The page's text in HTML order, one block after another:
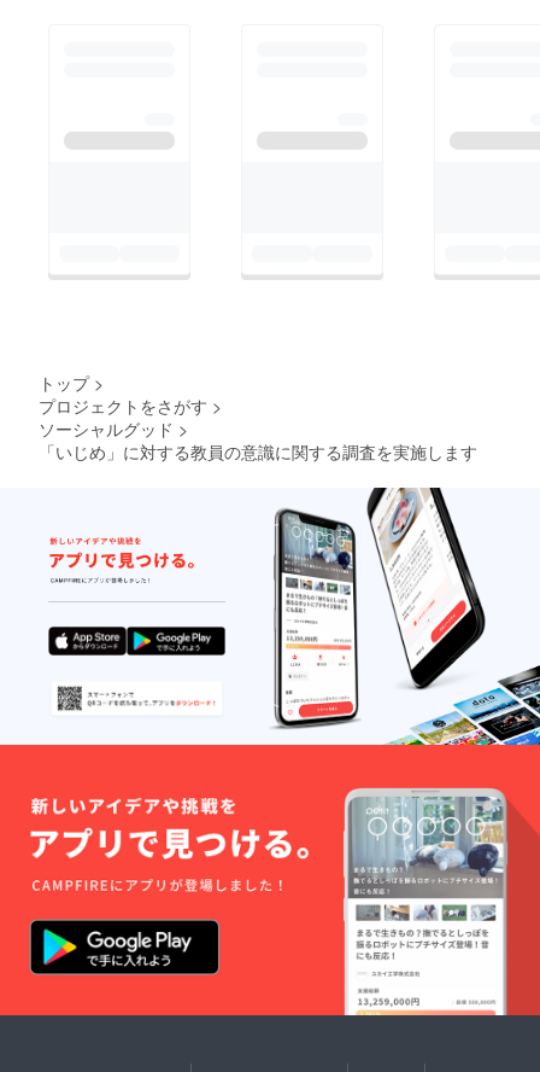
トップ >
プロジェクトをさがす >
ソーシャルグッド >
「いじめ」に対する教員の意識に関する調査を実施します